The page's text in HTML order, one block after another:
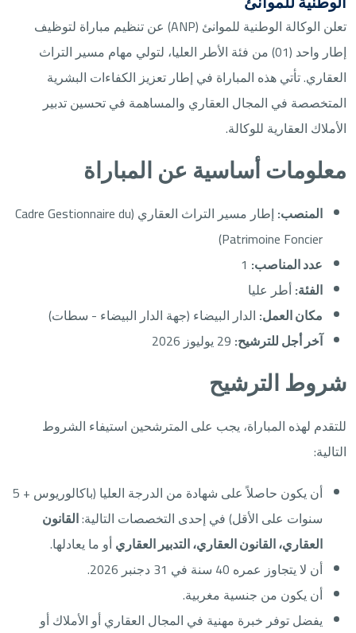
تعلن الوكالة الوطنية للموانئ (ANP) عن تنظيم مباراة لتوظيف
إطار واحد (01) من فئة الأطر العليا، لتولي مهام مسير التراث
العقاري. تأتي هذه المباراة في إطار تعزيز الكفاءات البشرية
المتخصصة في المجال العقاري والمساهمة في تحسين تدبير
الأملاك العقارية للوكالة.
معلومات أساسية عن المباراة
المنصب:
إطار مسير التراث العقاري (Cadre Gestionnaire du
Patrimoine Foncier)
عدد المناصب:
الفئة:أطر عليا
مكان العمل: الدار البيضاء (جهة الدار البيضاء - سطات)
آخر أجل للترشيح:
شروط الترشيح
للتقدم لهذه المباراة، يجب على المترشحين استيفاء الشروط
التالية:
أن يكون حاصلاً على شهادة من الدرجة العليا (باكالوريوس + 5
سنوات على الأقل) في إحدى التخصصات التالية:القانون
العقاري، القانون العقاري، التدبير العقاريأو ما يعادلها.
أن لا يتجاوز عمره 40 سنة في 31 دجنبر 2026.
أن يكون من جنسية مغربية.
يفضل توفر خبرة مهنية في المجال العقاري أو الأملاك أو